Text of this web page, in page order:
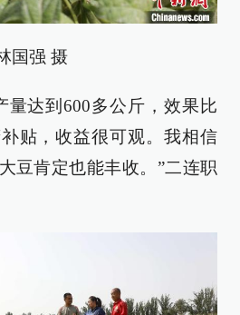
国强 摄
量达到600多公斤，效果比
贴，收益很可观。我相信
豆肯定也能丰收。”二连职